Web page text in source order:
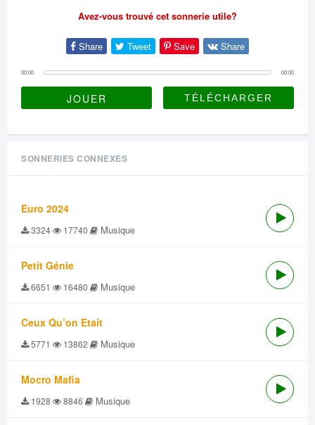
Avez-vous trouvé cet sonnerie utile?
Share Tweet Save Share
00:00 00:00
JOUER
SONNERIES CONNEXES
Euro 2024
3324 17740 Musique
Petit Génie
6651 16480 Musique
Ceux Qu’on Etait
5771 13862 Musique
Mocro Mafia
1928 8846 Musique